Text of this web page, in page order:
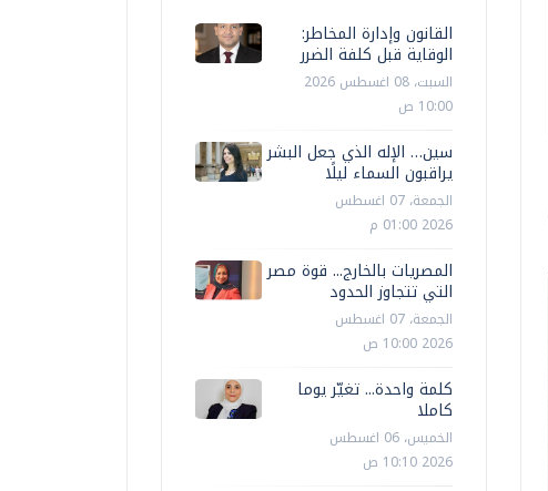
مودريتش يمدد عقده مع ميلان حتى عام
وجدي عبد العزيز الخميس، 23 يوليو 2026 10:38 م
القانون وإدارة المخاطر:
الوقاية قبل كلفة الضرر
السبت، 08 اغسطس 2026
10:00 ص
سين… الإله الذي جعل البشر
يراقبون السماء ليلًا
الجمعة، 07 اغسطس
2026 01:00 م
المصريات بالخارج... قوة مصر
التي تتجاوز الحدود
الجمعة، 07 اغسطس
2026 10:00 ص
كلمة واحدة... تغيّر يوما
كاملا
الخميس، 06 اغسطس
2026 10:10 ص